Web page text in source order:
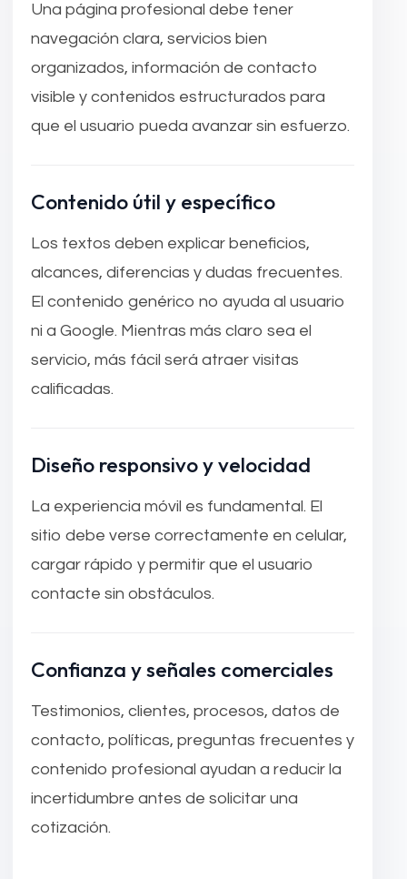
Una página profesional debe tener
navegación clara, servicios bien
organizados, información de contacto
visible y contenidos estructurados para
que el usuario pueda avanzar sin esfuerzo.
Contenido útil y específico
Los textos deben explicar beneficios,
alcances, diferencias y dudas frecuentes.
El contenido genérico no ayuda al usuario
ni a Google. Mientras más claro sea el
servicio, más fácil será atraer visitas
calificadas.
Diseño responsivo y velocidad
La experiencia móvil es fundamental. El
sitio debe verse correctamente en celular,
cargar rápido y permitir que el usuario
contacte sin obstáculos.
Confianza y señales comerciales
Testimonios, clientes, procesos, datos de
contacto, políticas, preguntas frecuentes y
contenido profesional ayudan a reducir la
incertidumbre antes de solicitar una
cotización.